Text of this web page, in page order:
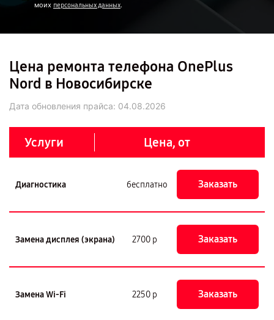
моих персональных данных.
Цена ремонта телефона OnePlus
Nord в Новосибирске
Дата обновления прайса: 04.08.2026
Услуги Цена, от
Диагностика бесплатно Заказать
Замена дисплея (экрана) 2700 р Заказать
Замена Wi-Fi 2250 р Заказать